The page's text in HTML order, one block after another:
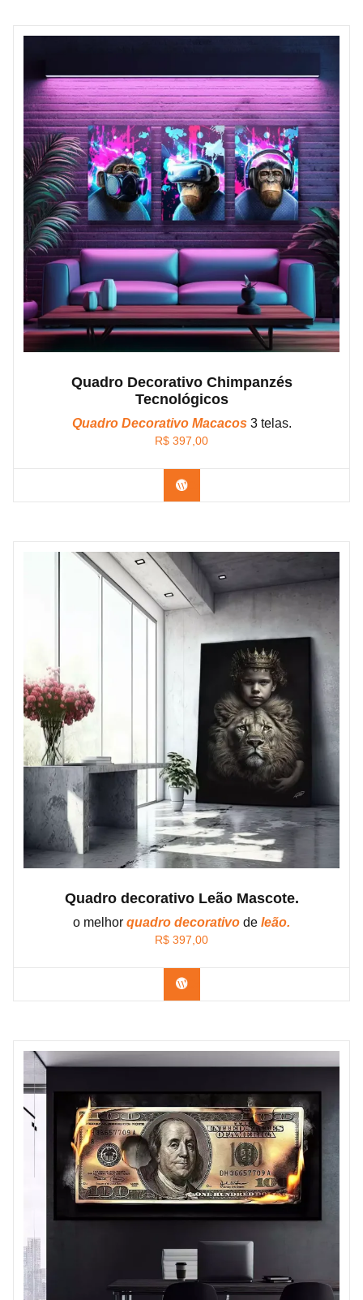
Quadro Decorativo Chimpanzés
Tecnológicos
Quadro Decorativo Macacos3 telas.
R$ 397,00
Confira os modelos
Quadro decorativo Leão Mascote.
o melhor quadro decorativo de leão.
R$ 397,00
Confira os modelos